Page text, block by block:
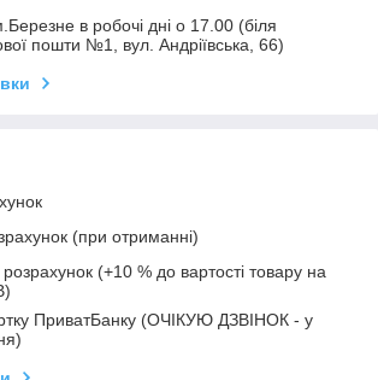
в робочі дні о 17.00 (біля
пошти №1, вул. Андріївська, 66)
(при отриманні)
розрахунок (+10 % до вартості товару на
ПриватБанку (ОЧІКУЮ ДЗВІНОК - у